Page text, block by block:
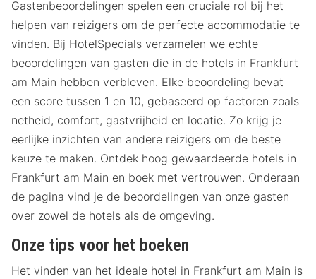
Gastenbeoordelingen spelen een cruciale rol bij het
helpen van reizigers om de perfecte accommodatie te
vinden. Bij HotelSpecials verzamelen we echte
beoordelingen van gasten die in de hotels in Frankfurt
am Main hebben verbleven. Elke beoordeling bevat
een score tussen 1 en 10, gebaseerd op factoren zoals
netheid, comfort, gastvrijheid en locatie. Zo krijg je
eerlijke inzichten van andere reizigers om de beste
keuze te maken. Ontdek hoog gewaardeerde hotels in
Frankfurt am Main en boek met vertrouwen. Onderaan
de pagina vind je de beoordelingen van onze gasten
over zowel de hotels als de omgeving.
Onze tips voor het boeken
Het vinden van het ideale hotel in Frankfurt am Main is